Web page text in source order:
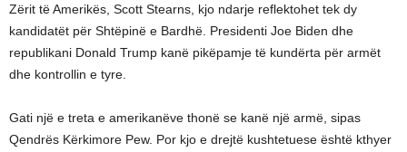
Zërit të Amerikës, Scott Stearns, kjo ndarje reflektohet tek dy
kandidatët për Shtëpinë e Bardhë. Presidenti Joe Biden dhe
republikani Donald Trump kanë pikëpamje të kundërta për armët
dhe kontrollin e tyre.
Gati një e treta e amerikanëve thonë se kanë një armë, sipas
Qendrës Kërkimore Pew. Por kjo e drejtë kushtetuese është kthyer